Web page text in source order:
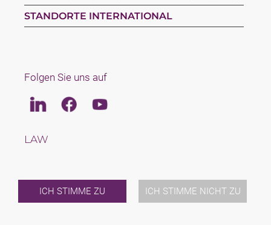
ICH STIMME ZU ICH STIMME NICHT ZU
STANDORTE INTERNATIONAL
Folgen Sie uns auf
LinkedinFacebookYoutube
LAW
KARRIERE
ÜBER UNS
INTERNATIONAL